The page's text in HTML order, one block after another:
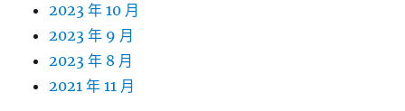
2023 年 10 月
2023 年 9 月
2023 年 8 月
2021 年 11 月